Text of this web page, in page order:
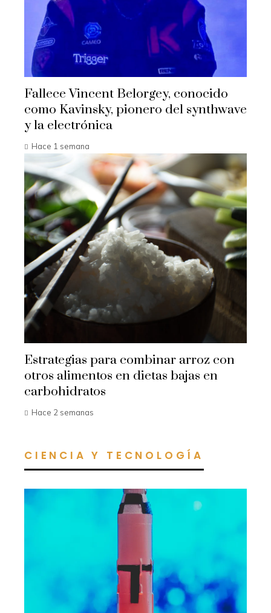
Fallece Vincent Belorgey, conocido
como Kavinsky, pionero del synthwave
y la electrónica
Hace 1 semana
Estrategias para combinar arroz con
otros alimentos en dietas bajas en
carbohidratos
Hace 2 semanas
CIENCIA Y TECNOLOGÍA